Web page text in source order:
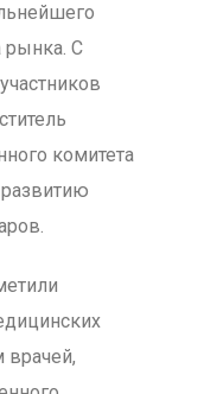
рынка. С
комитета
врачей,